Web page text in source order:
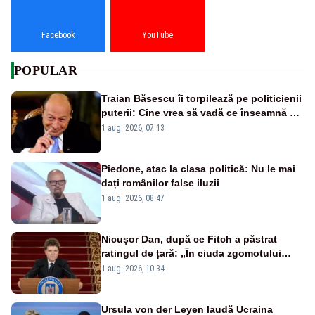
Facebook YouTube
POPULAR
Traian Băsescu îi torpilează pe politicienii
puterii: Cine vrea să vadă ce înseamnă să
fii prost, se uită la România
1 aug. 2026, 07:13
Piedone, atac la clasa politică: Nu le mai
dați românilor false iluzii
1 aug. 2026, 08:47
Nicușor Dan, după ce Fitch a păstrat
ratingul de țară: „În ciuda zgomotului
politic, România funcționează”
1 aug. 2026, 10:34
Ursula von der Leyen laudă Ucraina